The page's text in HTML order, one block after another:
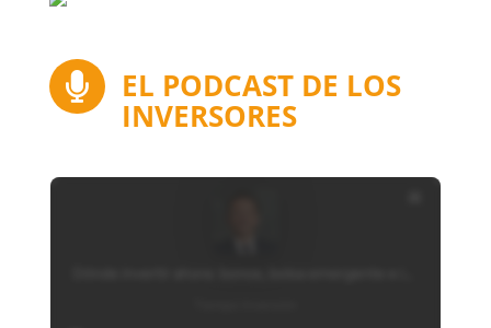
 EL PODCAST DE LOS
INVERSORES